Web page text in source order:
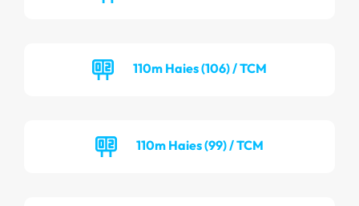
110m Haies (106) / TCM
110m Haies (99) / TCM